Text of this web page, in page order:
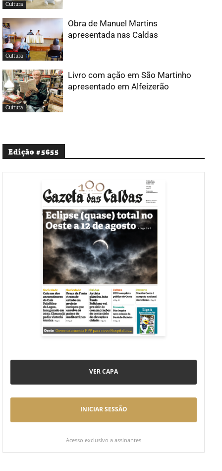
Cultura
Cultura
Obra de Manuel Martins
apresentada nas Caldas
Cultura
Livro com ação em São Martinho
apresentado em Alfeizerão
Edição #5655
VER CAPA
INICIAR SESSÃO
Acesso exclusivo a assinantes